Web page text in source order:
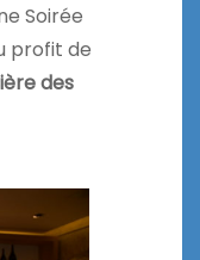
Soirée
profit de
des